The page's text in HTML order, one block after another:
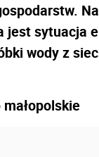
jest sytuacja
wody z